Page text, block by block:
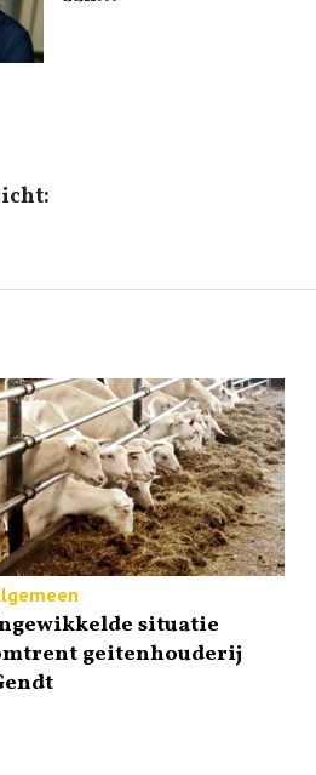
situatie
geitenhouderij